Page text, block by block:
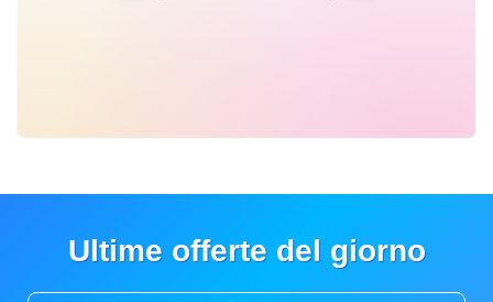
Ultime offerte del giorno